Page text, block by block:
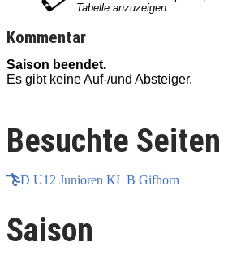
Kommentar
Saison beendet.
Es gibt keine Auf-/und Absteiger.
Besuchte Seiten
D U12 Junioren KL B Gifhorn
Saison